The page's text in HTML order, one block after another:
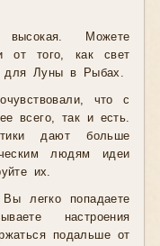
высокая. Можете
от того, как свет
для Луны в Рыбах.
что с
всего, так и есть.
дают больше
людям идеи
их.
легко попадаете
настроения
подальше от